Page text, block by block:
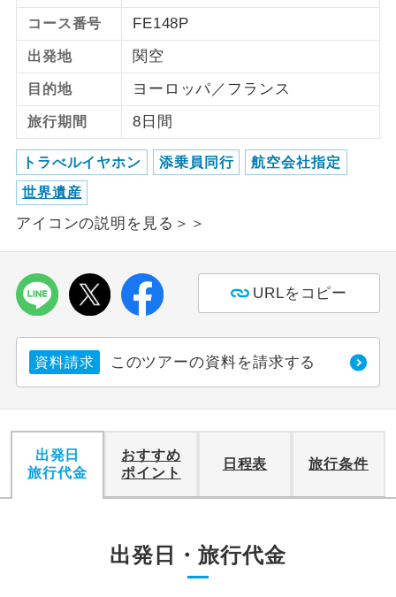
コース番号 FE148P
出発地 関空
目的地 ヨーロッパ／フランス
旅行期間 8日間
トラべルイヤホン 添乗員同行 航空会社指定
世界遺産
アイコンの説明を見る＞＞
URLをコピー
資料請求 このツアーの資料を請求する
出発日
旅行代金
おすすめ
ポイント
日程表 旅行条件
出発日・旅行代金
ご紹介するホテルを指定したコースで
す。